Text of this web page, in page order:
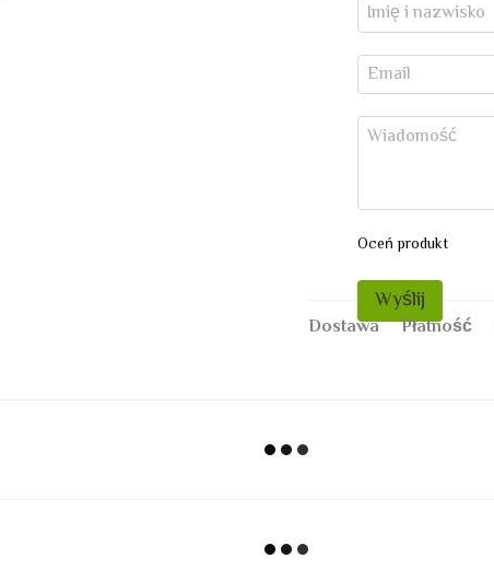
Oceń produkt
Wyślij
Dostawa Płatność